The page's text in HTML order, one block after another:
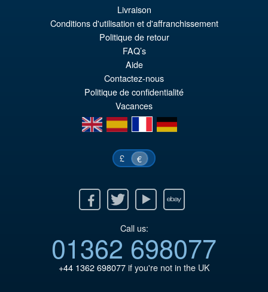
Livraison
Conditions d'utilisation et d'affranchissement
Politique de retour
FAQ’s
Aide
Contactez-nous
Politique de confidentialité
Vacances
en
es fr de
£ €
Twitter Youtube Ebay
Call us:
01362 698077
+44 1362 698077if you're not in the UK